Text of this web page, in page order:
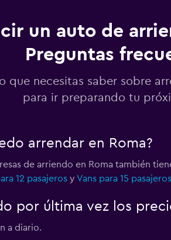
un auto de
Preguntas
que necesitas saber sobre
para ir preparando tu
arrendar en Roma?
de arriendo en Roma también
12 pasajerosy Vans para 15 pasajeros
por última vez los
a diario.